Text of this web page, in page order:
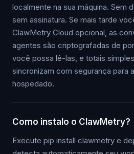
localmente na sua máquina. Sem
sem assinatura. Se mais tarde
ClawMetry Cloud opcional, as
agentes são criptografadas de
você possa lê-las, e totais
sincronizam com segurança para
hospedado.
Como instalo o ClawMetry?
Execute pip install clawmetry e